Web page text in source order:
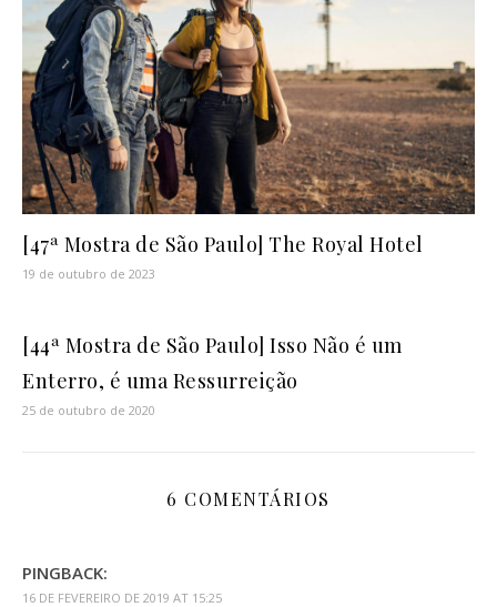
[47ª Mostra de São Paulo] The Royal Hotel
19 de outubro de 2023
[44ª Mostra de São Paulo] Isso Não é um
Enterro, é uma Ressurreição
25 de outubro de 2020
6 COMENTÁRIOS
PINGBACK:
16 DE FEVEREIRO DE 2019 AT 15:25